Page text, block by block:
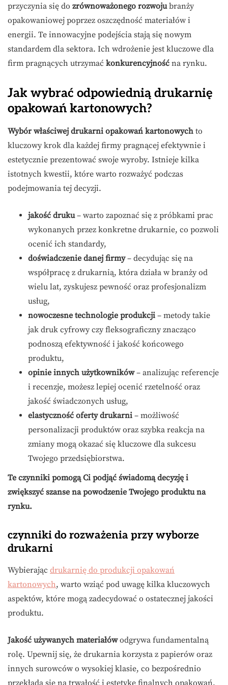
przyczynia się do zrównoważonego rozwojubranży
opakowaniowej poprzez oszczędność materiałów i
energii. Te innowacyjne podejścia stają się nowym
standardem dla sektora. Ich wdrożenie jest kluczowe dla
firm pragnących utrzymać konkurencyjność na rynku.
Jak wybrać odpowiednią drukarnię
opakowań kartonowych?
Wybór właściwej drukarni opakowań kartonowych to
kluczowy krok dla każdej firmy pragnącej efektywnie i
estetycznie prezentować swoje wyroby. Istnieje kilka
istotnych kwestii, które warto rozważyć podczas
podejmowania tej decyzji.
jakość druku– warto zapoznać się z próbkami prac
wykonanych przez konkretne drukarnie, co pozwoli
ocenić ich standardy,
doświadczenie danej firmy– decydując się na
współpracę z drukarnią, która działa w branży od
wielu lat, zyskujesz pewność oraz profesjonalizm
usług,
nowoczesne technologie produkcji – metody takie
jak druk cyfrowy czy fleksograficzny znacząco
podnoszą efektywność i jakość końcowego
produktu,
opinie innych użytkowników– analizując referencje
i recenzje, możesz lepiej ocenić rzetelność oraz
jakość świadczonych usług,
elastyczność oferty drukarni – możliwość
personalizacji produktów oraz szybka reakcja na
zmiany mogą okazać się kluczowe dla sukcesu
Twojego przedsiębiorstwa.
Te czynniki pomogą Ci podjąć świadomą decyzję i
zwiększyć szanse na powodzenie Twojego produktu na
rynku.
czynniki do rozważenia przy wyborze
drukarni
Wybierając drukarnię do produkcji opakowań
kartonowych, warto wziąć pod uwagę kilka kluczowych
aspektów, które mogą zadecydować o ostatecznej jakości
produktu.
Jakość używanych materiałówodgrywa fundamentalną
rolę. Upewnij się, że drukarnia korzysta z papierów oraz
innych surowców o wysokiej klasie, co bezpośrednio
przekłada się na trwałość i estetykę finalnych opakowań.